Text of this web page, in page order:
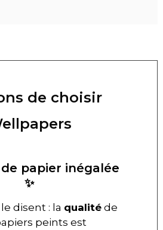
de choisir
de papier inégalée
✨
disent : la qualitéde
peints est